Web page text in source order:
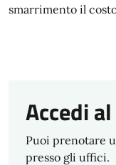
smarrimento il
Accedi
Puoi prenotare
presso gli uffici.